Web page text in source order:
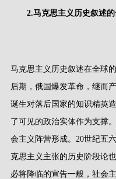
2.马克思主义历史叙述
马克思主义历史叙述在全球
后期，俄国爆发革命，继而
诞生对落后国家的知识精英
了可见的政治实体作为支撑
会主义阵营形成。 20世纪五
克思主义主张的历史阶段论
必将降临的宣告一般，社会